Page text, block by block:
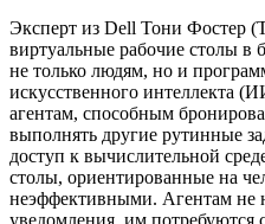
Эксперт из Dell Тони Фостер
виртуальные рабочие столы в
не только людям, но и
искусственного интеллекта
агентам, способным
выполнять другие рутинные
доступ к вычислительной
столы, ориентированные на
неэффективными. Агентам